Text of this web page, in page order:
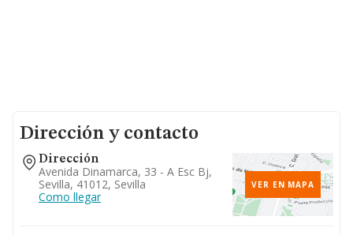
Dirección y contacto
Dirección
Avenida Dinamarca, 33 - A Esc Bj,
Sevilla, 41012, Sevilla
Como llegar
VER EN MAPA